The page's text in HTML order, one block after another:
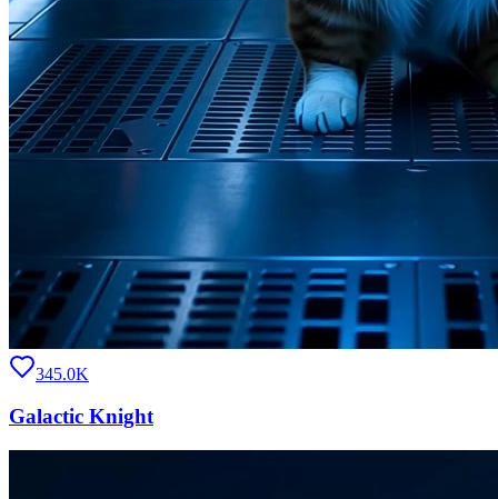
345.0K
Galactic Knight